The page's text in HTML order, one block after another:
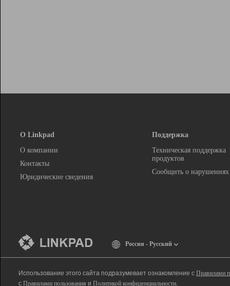
О Linkpad
О компании
Контакты
Юридические сведения
Поддержка
Техническая поддержка
продуктов
Сообщить о нарушениях
Россия - Русский
Использование этого сайта подразумевает ознакомление с Правилами
с Правилами пользования и Политикой конфиденциальности.